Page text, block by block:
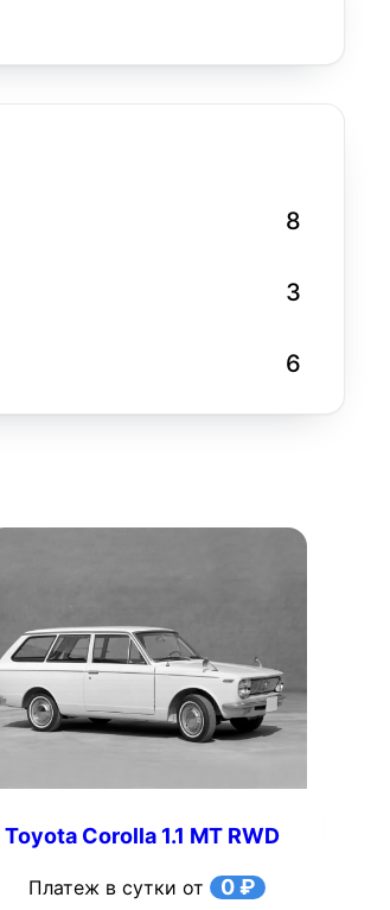
8
3
6
Toyota Corolla 1.1 MT RWD
Платеж в сутки от 0 ₽